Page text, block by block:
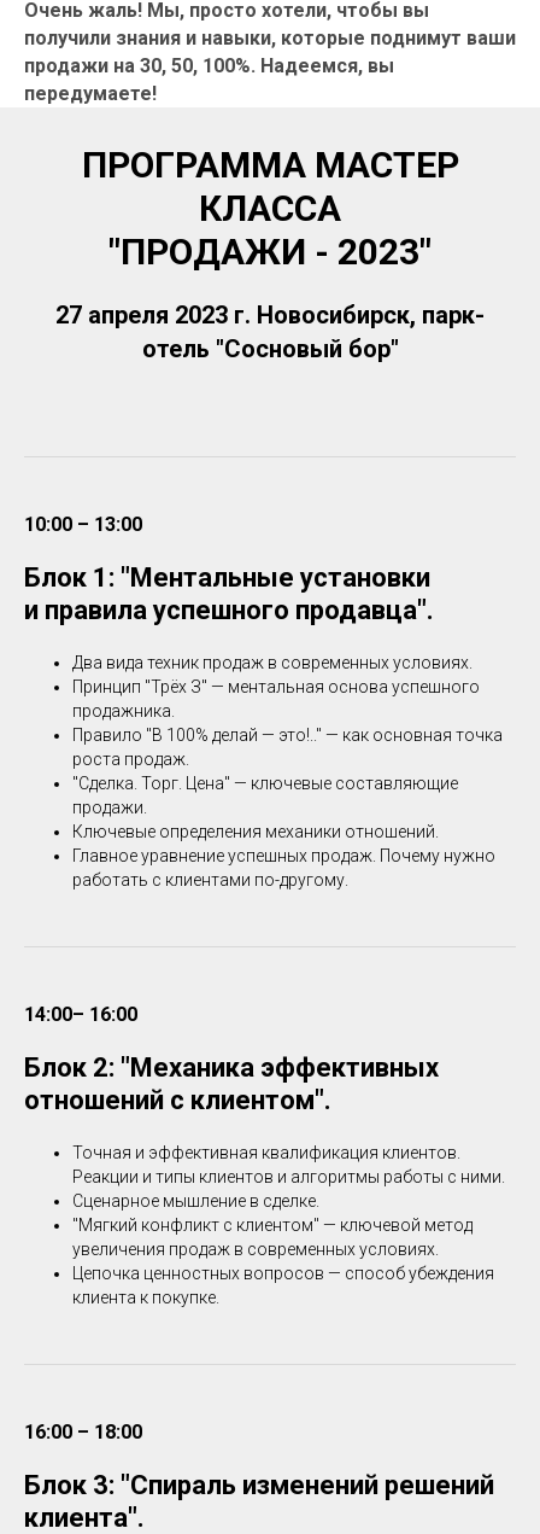
Очень жаль! Мы, просто хотели, чтобы вы
получили знания и навыки, которые поднимут ваши
продажи на 30, 50, 100%. Надеемся, вы
передумаете!
ПРОГРАММА МАСТЕР
КЛАССА
"ПРОДАЖИ - 2023"
27 апреля 2023 г. Новосибирск, парк-
отель "Сосновый бор"
10:00 – 13:00
Блок 1: "Ментальные установки
и правила успешного продавца".
Два вида техник продаж в современных условиях.
Принцип "Трёх З" — ментальная основа успешного
продажника.
Правило "В 100% делай — это!.." — как основная точка
роста продаж.
"Сделка. Торг. Цена" — ключевые составляющие
продажи.
Ключевые определения механики отношений.
Главное уравнение успешных продаж. Почему нужно
работать с клиентами по-другому.
14:00– 16:00
Блок 2: "Механика эффективных
отношений с клиентом".
Точная и эффективная квалификация клиентов.
Реакции и типы клиентов и алгоритмы работы с ними.
Сценарное мышление в сделке.
"Мягкий конфликт с клиентом" — ключевой метод
увеличения продаж в современных условиях.
Цепочка ценностных вопросов — способ убеждения
клиента к покупке.
16:00 – 18:00
Блок 3: "Спираль изменений решений
клиента".